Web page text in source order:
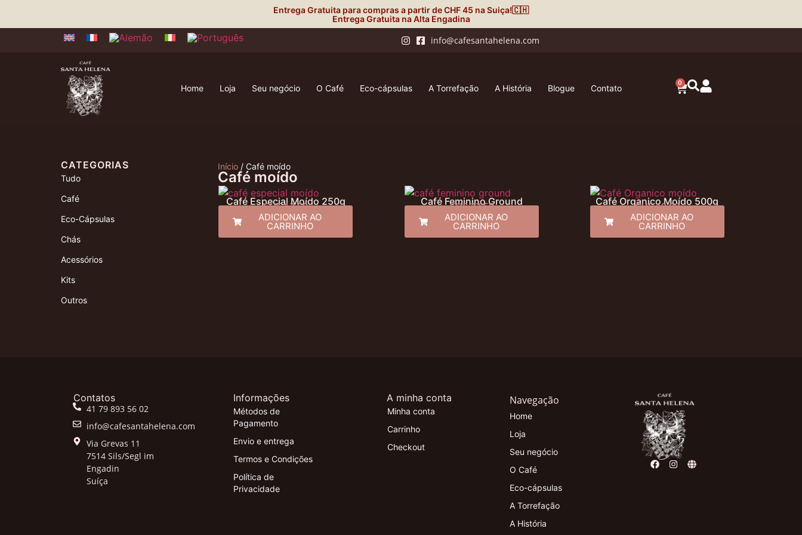
Entrega Gratuita para compras a partir de CHF 45 na Suiça!🇨🇭
Entrega Gratuita na Alta Engadina
info@cafesantahelena.com
Home Loja Seu negócio O Café Eco-cápsulas A Torrefação A História Blogue Contato
0
CATEGORIAS
Tudo
Café
Eco-Cápsulas
Chás
Acessórios
Kits
Outros
Início / Café moído
Café moído
Café Especial Moído 250g
CHF13.50
ADICIONAR AO
CARRINHO
Café Feminino Ground
CHF22.50
ADICIONAR AO
CARRINHO
Café Organico Moído 500g
CHF19.90
ADICIONAR AO
CARRINHO
Contatos
41 79 893 56 02
info@cafesantahelena.com
Via Grevas 11
7514 Sils/Segl im
Engadin
Suíça
Informações
Métodos de
Pagamento
Envio e entrega
Termos e Condições
Política de
Privacidade
A minha conta
Minha conta
Carrinho
Checkout
Navegação
Home
Loja
Seu negócio
O Café
Eco-cápsulas
A Torrefação
A História